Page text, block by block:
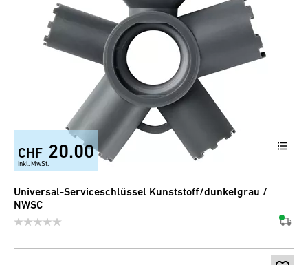
CHF 20.00
inkl. MwSt.
Universal-Serviceschlüssel Kunststoff/dunkelgrau /
NWSC